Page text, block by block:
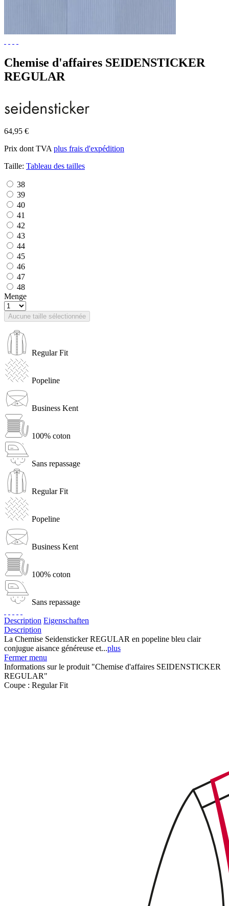
Chemise d'affaires SEIDENSTICKER
REGULAR
64,95 €
Prix dont TVA plus frais d'expédition
Taille: Tableau des tailles
38
39
40
41
42
43
44
45
46
47
48
Menge
Aucune taille sélectionnée
Regular Fit
Popeline
Business Kent
100% coton
Sans repassage
Regular Fit
Popeline
Business Kent
100% coton
Sans repassage
Description Eigenschaften
Description
La Chemise Seidensticker REGULAR en popeline bleu clair
conjugue aisance généreuse et...plus
Fermer menu
Informations sur le produit "Chemise d'affaires SEIDENSTICKER
REGULAR"
Coupe : Regular Fit